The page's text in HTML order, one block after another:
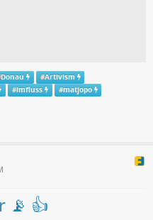
Donau #Artivism
#imfluss #matjopo
📡 👍